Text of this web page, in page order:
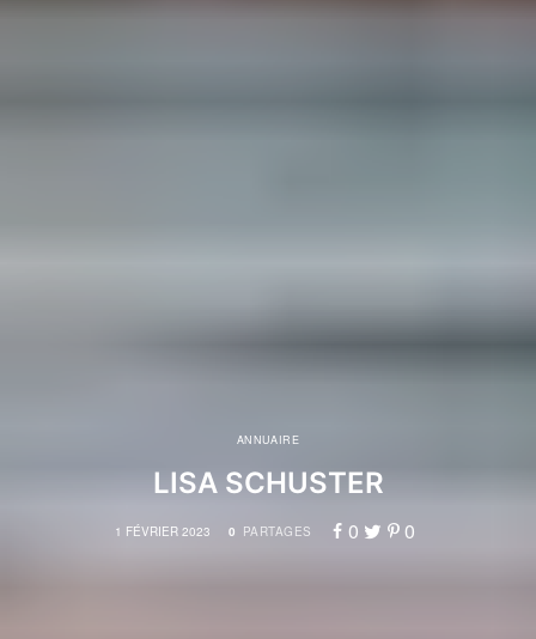
ANNUAIRE
LISA SCHUSTER
1 FÉVRIER 2023 0 PARTAGES 0 0